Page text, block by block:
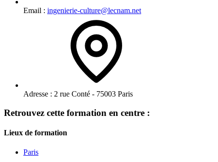
Email : ingenierie-culture@lecnam.net
Adresse : 2 rue Conté - 75003 Paris
Retrouvez cette formation en centre :
Lieux de formation
Paris